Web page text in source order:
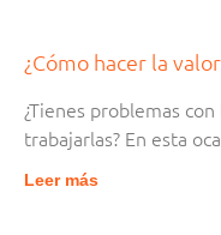
¿Cómo hacer la
¿Tienes problemas
trabajarlas? En esta
Leer más